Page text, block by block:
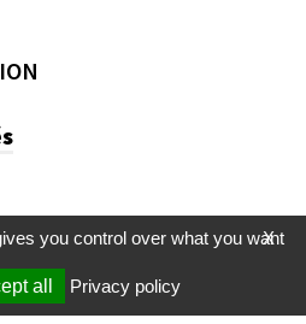
X
you control over what you want
all
Privacy policy